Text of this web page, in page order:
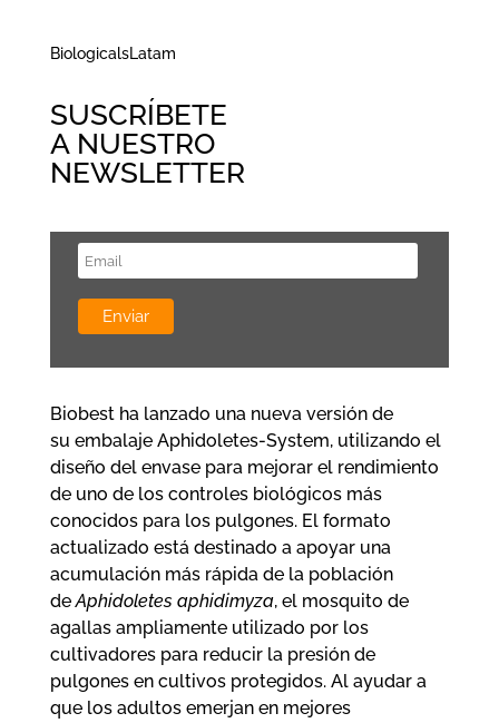
BiologicalsLatam
SUSCRÍBETE
A NUESTRO
NEWSLETTER
Biobest ha lanzado una nueva versión de
su embalaje Aphidoletes-System, utilizando el
diseño del envase para mejorar el rendimiento
de uno de los controles biológicos más
conocidos para los pulgones. El formato
actualizado está destinado a apoyar una
acumulación más rápida de la población
deAphidoletes aphidimyza, el mosquito de
agallas ampliamente utilizado por los
cultivadores para reducir la presión de
pulgones en cultivos protegidos. Al ayudar a
que los adultos emerjan en mejores